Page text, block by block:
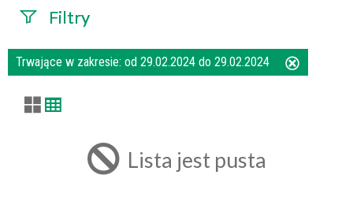
Filtry
Szukana fraza
Trwające w zakresie: od 29.02.2024 do 29.02.2024
Lista jest pusta